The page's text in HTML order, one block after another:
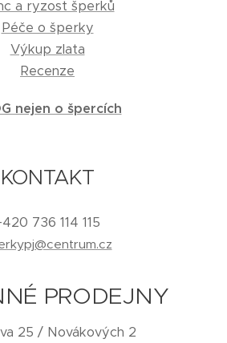
a ryzost šperků
Péče o šperky
Výkup zlata
Recenze
nejen o špercích
KONTAKT
736 114 115
PRODEJNY
25 / Novákových 2